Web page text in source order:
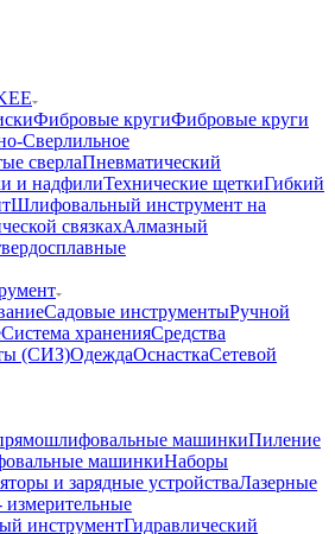
Фибровые кругиФибровые круги
Сверлильное
сверлаПневматический
и надфилиТехнические щеткиГибкий
Шлифовальный инструмент на
связкахАлмазный
Садовые инструментыРучной
Система храненияСредства
(СИЗ)ОдеждаОснасткаСетевой
машинкиПиление
машинкиНаборы
и зарядные устройстваЛазерные
измерительные
инструментГидравлический